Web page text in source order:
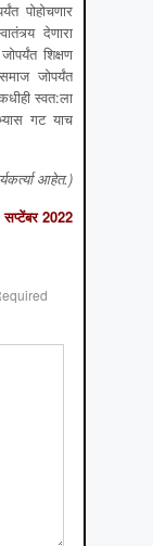
पोहोचणार
देणारा
शिक्षण
जोपर्यंत
स्वत:ला
गट याच
आहेत.)
सप्टेंबर 2022